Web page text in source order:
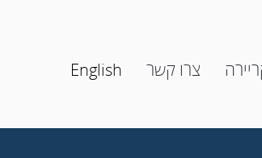
English צרו קשר